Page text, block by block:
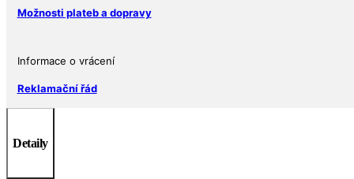
Možnosti plateb a dopravy
Informace o vrácení
Reklamační řád
Detaily